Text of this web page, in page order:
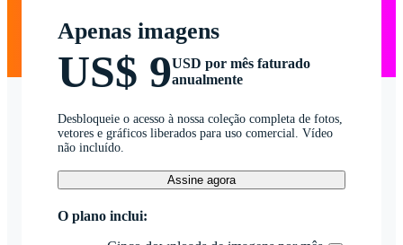
Apenas imagens
US$ 9USD por mês faturado
anualmente
Desbloqueie o acesso à nossa coleção completa de fotos,
vetores e gráficos liberados para uso comercial. Vídeo
não incluído.
Assine agora
O plano inclui: